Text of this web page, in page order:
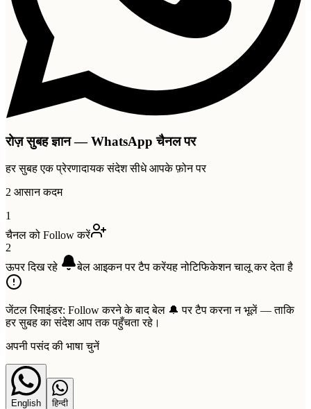
रोज़ सुबह ज्ञान — WhatsApp चैनल पर
हर सुबह एक प्रेरणादायक संदेश सीधे आपके फ़ोन पर
2 आसान कदम
1
चैनल को Follow करें
2
ऊपर दिख रहे
बेल आइकन पर टैप करेंयह नोटिफिकेशन चालू कर देता है
जेंटल रिमाइंडर: Follow करने के बाद बेल 🔔 पर टैप करना न भूलें — ताकि
हर सुबह का संदेश आप तक पहुँचता रहे।
अपनी पसंद की भाषा चुनें
English हिन्दी